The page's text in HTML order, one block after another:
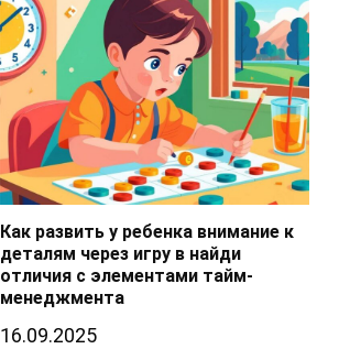
Как развить у ребенка внимание к
деталям через игру в найди
отличия с элементами тайм-
менеджмента
16.09.2025